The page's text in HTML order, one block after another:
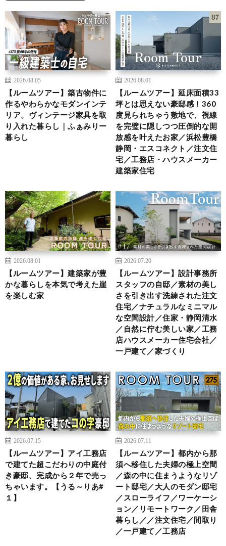
2026.08.05
【ルームツアー】築古物件に
作るやわらかなモダンインテ
リア。ヴィンテージ家具を取
り入れた暮らし｜ふぁみりー
暮らし
2026.08.01
【ルームツアー】延床面積33
坪とは思えない豪邸感！360
度見られちゃう敷地で、視線
を完璧に隠しつつ圧倒的な開
放感を叶えたお家／浜松豊橋
静岡・エスコネクト／注文住
宅／工務店・ハウスメーカー
建築家住宅
2026.08.01
【ルームツアー】建築家が豊
かな暮らしを本気で考えた崖
を楽しむ家
2026.07.20
【ルームツアー】設計事務所
スタッフの自邸／素材の美し
さを引き出す洗練された注文
住宅／ナチュラルなミニマル
な空間設計／住家・静岡清水
／自然に佇む美しい家／工務
店ハウスメーカー住宅会社／
一戸建て／家づくり
2026.07.15
【ルームツアー】アイ工務店
で建てた超こだわりの中庭付
き豪邸、完成から２年で売っ
ちゃいます。【うる～りあ#
１】
2026.07.11
【ルームツアー】都内から那
須へ移住した夫婦の極上空間
／森の中に住まうようなリゾ
ート邸宅／大人のモダン邸宅
／スローライフ／ワーケーシ
ョン／リモートワーク／田舎
暮らし／／注文住宅／間取り
／一戸建て／工務店